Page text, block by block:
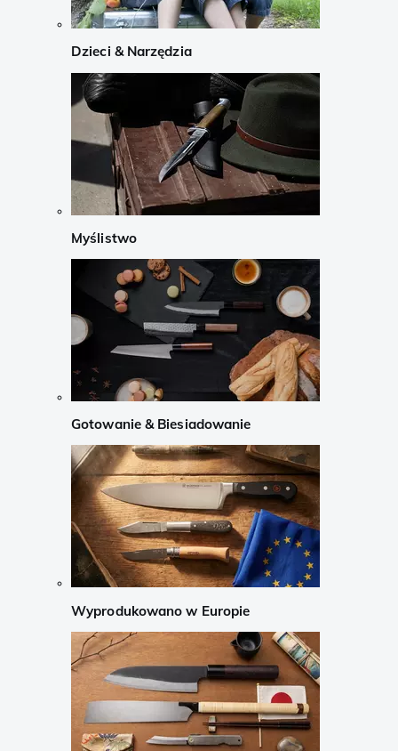
Dzieci & Narzędzia
Myślistwo
Gotowanie & Biesiadowanie
Wyprodukowano w Europie